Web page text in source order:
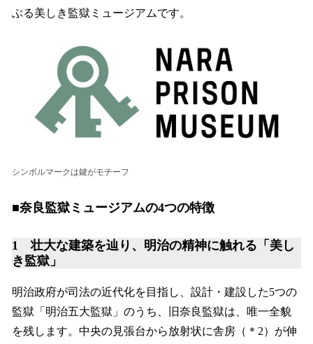
ぶる美しき監獄ミュージアムです。
シンボルマークは鍵がモチーフ
■奈良監獄ミュージアムの4つの特徴
1 壮大な建築を辿り、明治の精神に触れる「美し
き監獄」
明治政府が司法の近代化を目指し、設計・建設した5つの
監獄「明治五大監獄」のうち、旧奈良監獄は、唯一全貌
を残します。中央の見張台から放射状に舎房（＊2）が伸